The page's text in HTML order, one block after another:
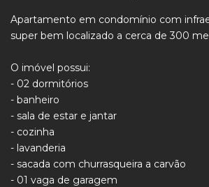
Apartamento em condomínio com
super bem localizado a cerca de 300
O imóvel possui:
- 02 dormitórios
- banheiro
- sala de estar e jantar
- cozinha
- lavanderia
- sacada com churrasqueira a carvão
- 01 vaga de garagem